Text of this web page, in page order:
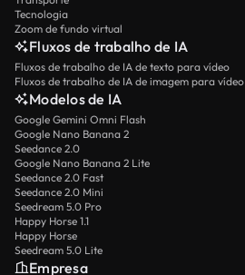
Tecnologia
Zoom de fundo virtual
Fluxos de trabalho de IA
Fluxos de trabalho de IA de texto para vídeo
Fluxos de trabalho de IA de imagem para vídeo
Modelos de IA
Google Gemini Omni Flash
Google Nano Banana 2
Seedance 2.0
Google Nano Banana 2 Lite
Seedance 2.0 Fast
Seedance 2.0 Mini
Seedream 5.0 Pro
Happy Horse 1.1
Happy Horse
Seedream 5.0 Lite
Empresa